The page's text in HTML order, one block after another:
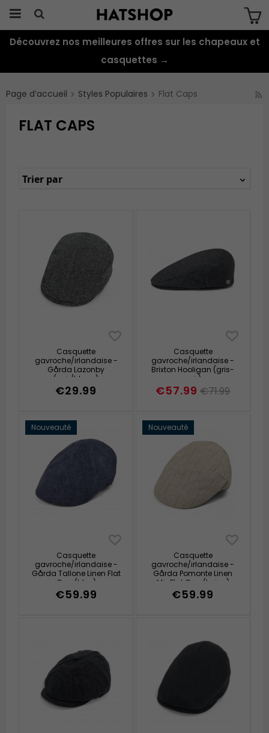
Découvrez nos meilleures offres sur les chapeaux et
casquettes →
Page d’accueil Styles Populaires Flat Caps
FLAT CAPS
Trier par
Casquette
gavroche/irlandaise -
Gårda Lazonby
(noir/blanc)
€29.99
Casquette
gavroche/irlandaise -
Brixton Hooligan (gris-
noir)
€57.99 €71.99
Nouveauté
Casquette
gavroche/irlandaise -
Gårda Tallone Linen Flat
Cap (bleu)
€59.99
Nouveauté
Casquette
gavroche/irlandaise -
Gårda Pomonte Linen
Mix Flat Cap (beige)
€59.99